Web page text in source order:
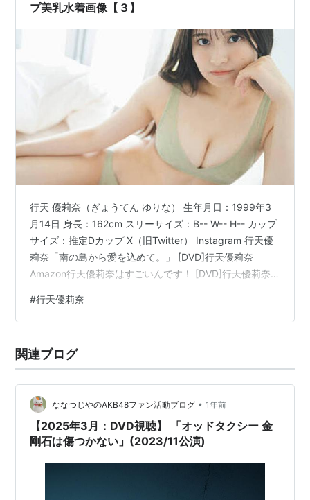
プ美乳水着画像【３】
行天 優莉奈（ぎょうてん ゆりな） 生年月日：1999年3
月14日 身長：162cm スリーサイズ：B-- W-- H-- カップ
サイズ：推定Dカップ X（旧Twitter） Instagram 行天優
莉奈「南の島から愛を込めて。」 [DVD]行天優莉奈
Amazon行天優莉奈はすごいんです！ [DVD]行天優莉奈
#行天優莉奈
関連ブログ
ななつじやのAKB48ファン活動ブログ • 1年前
【2025年3月：DVD視聴】 「オッドタクシー 金
剛石は傷つかない」(2023/11公演)